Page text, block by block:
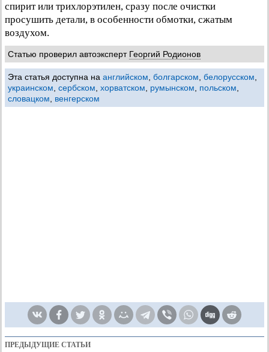
спирит или трихлорэтилен, сразу после очистки
просушить детали, в особенности обмотки, сжатым
воздухом.
Статью проверил автоэксперт Георгий Родионов
Эта статья доступна на английском болгарском белорусском
украинском сербском хорватском румынском польском
словацком
венгерском
ПРЕДЫДУЩИЕ СТАТЬИ